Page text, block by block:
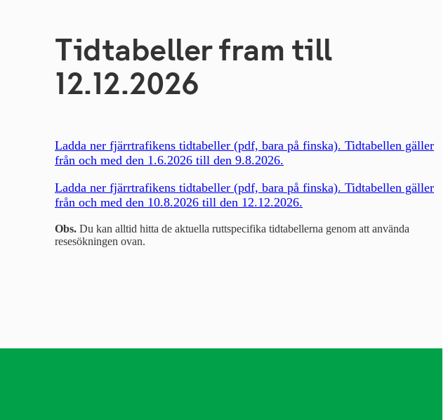
Tidtabeller fram till
12.12.2026
Ladda ner fjärrtrafikens tidtabeller (pdf, bara på finska). Tidtabellen gäller
från och med den 1.6.2026 till den 9.8.2026.
Ladda ner fjärrtrafikens tidtabeller (pdf, bara på finska). Tidtabellen gäller
från och med den 10.8.2026 till den 12.12.2026.
Obs. Du kan alltid hitta de aktuella ruttspecifika tidtabellerna genom att använda
resesökningen ovan.